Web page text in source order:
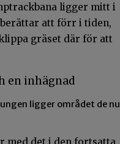
ligger mitt i
att förr i tiden,
gräset där för att
ligger området de nu